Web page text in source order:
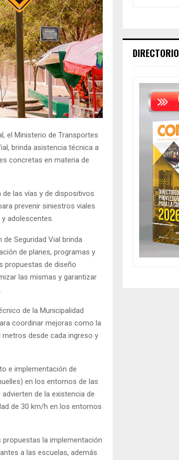
el Ministerio de Transportes
brinda asistencia técnica a
concretas en materia de
las vías y de dispositivos
prevenir siniestros viales
adolescentes.
Seguridad Vial brinda
de planes, programas y
propuestas de diseño
las mismas y garantizar
de la Municipalidad
coordinar mejoras como la
desde cada ingreso y
e implementación de
en los entornos de las
de la existencia de
de 30 km/h en los entornos
la implementación
a las escuelas, además
DIRECTORIO